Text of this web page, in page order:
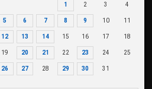
1 2 3 4
5 6 7 8 9 10 11
12 13 14 15 16 17 18
19 20 21 22 23 24 25
26 27 28 29 30 31